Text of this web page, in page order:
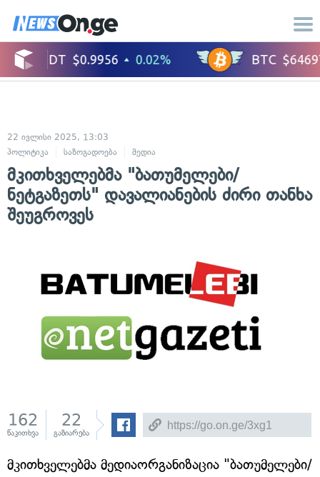
22 ივლისი 2025, 13:03
პოლიტიკა
საზოგადოება მედია
მკითხველებმა "ბათუმელები/
ნეტგაზეთს" დავალიანების ძირი თანხა
შეუგროვეს
162
წაკითხვა
22
გაზიარება
მკითხველებმა მედიაორგანიზაცია "ბათუმელები/